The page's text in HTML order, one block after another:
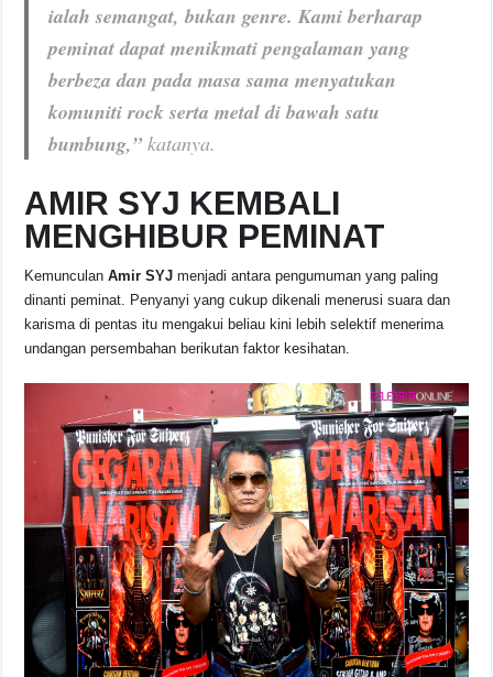
ialah semangat, bukan genre. Kami berharap
peminat dapat menikmati pengalaman yang
berbeza dan pada masa sama menyatukan
komuniti rock serta metal di bawah satu
bumbung,” katanya.
AMIR SYJ KEMBALI
MENGHIBUR PEMINAT
KemunculanAmir SYJ menjadi antara pengumuman yang paling
dinanti peminat. Penyanyi yang cukup dikenali menerusi suara dan
karisma di pentas itu mengakui beliau kini lebih selektif menerima
undangan persembahan berikutan faktor kesihatan.